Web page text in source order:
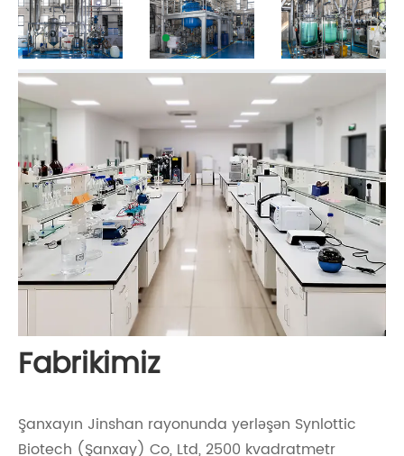
Fabrikimiz
Şanxayın Jinshan rayonunda yerləşən Synlottic
Biotech (Şanxay) Co, Ltd, 2500 kvadratmetr